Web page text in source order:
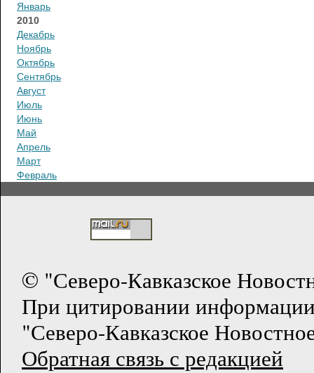
Январь
2010
Декабрь
Ноябрь
Октябрь
Сентябрь
Август
Июль
Июнь
Май
Апрель
Март
Февраль
© "Северо-Кавказское
При цитировании
"Северо-Кавказское
Обратная связь с редакцией